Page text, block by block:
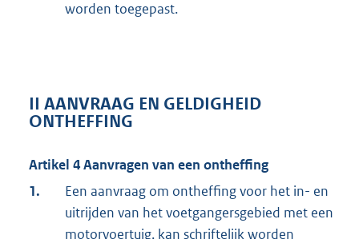
worden toegepast.
II AANVRAAG EN GELDIGHEID
ONTHEFFING
Artikel 4 Aanvragen van een ontheffing
1.
Een aanvraag om ontheffing voor het in- en
uitrijden van het voetgangersgebied met een
motorvoertuig, kan schriftelijk worden